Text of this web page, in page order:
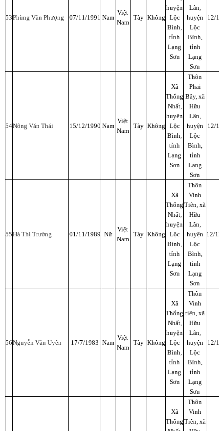
53Phùng Văn Phượng 07/11/1991 Nam
Việt
Nam
Tày Không
huyện
Lộc
Bình,
tỉnh
Lạng
Sơn
Lân,
huyện
Lộc
Bình,
tỉnh
Lạng
Sơn
12/
54Nông Văn Thái 15/12/1990 Nam
Việt
Nam
Tày Không
Xã
Thống
Nhất,
huyện
Lộc
Bình,
tỉnh
Lạng
Sơn
Thôn
Phai
Bây, xã
Hữu
Lân,
huyện
Lộc
Bình,
tỉnh
Lạng
Sơn
12/
55Hà Thị Trường 01/11/1989 Nữ
Việt
Nam
Tày Không
Xã
Thống
Nhất,
huyện
Lộc
Bình,
tỉnh
Lạng
Sơn
Thôn
Vinh
Tiên, xã
Hữu
Lân,
huyện
Lộc
Bình,
tỉnh
Lạng
Sơn
12/
56Nguyễn Văn Uyên 17/7/1983 Nam
Việt
Nam
Tày Không
Xã
Thống
Nhất,
huyện
Lộc
Bình,
tỉnh
Lạng
Sơn
Thôn
Vinh
tiên, xã
Hữu
Lân,
huyện
Lộc
Bình,
tỉnh
Lạng
Sơn
12/
Xã
Thống
Thôn
Vinh
Tiên, xã